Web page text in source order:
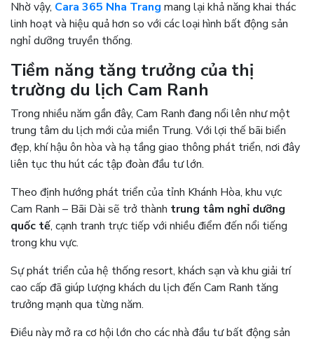
Nhờ vậy, Cara 365 Nha Trang mang lại khả năng khai thác
linh hoạt và hiệu quả hơn so với các loại hình bất động sản
nghỉ dưỡng truyền thống.
Tiềm năng tăng trưởng của thị
trường du lịch Cam Ranh
Trong nhiều năm gần đây, Cam Ranh đang nổi lên như một
trung tâm du lịch mới của miền Trung. Với lợi thế bãi biển
đẹp, khí hậu ôn hòa và hạ tầng giao thông phát triển, nơi đây
liên tục thu hút các tập đoàn đầu tư lớn.
Theo định hướng phát triển của tỉnh Khánh Hòa, khu vực
Cam Ranh – Bãi Dài sẽ trở thành trung tâm nghỉ dưỡng
quốc tế, cạnh tranh trực tiếp với nhiều điểm đến nổi tiếng
trong khu vực.
Sự phát triển của hệ thống resort, khách sạn và khu giải trí
cao cấp đã giúp lượng khách du lịch đến Cam Ranh tăng
trưởng mạnh qua từng năm.
Điều này mở ra cơ hội lớn cho các nhà đầu tư bất động sản